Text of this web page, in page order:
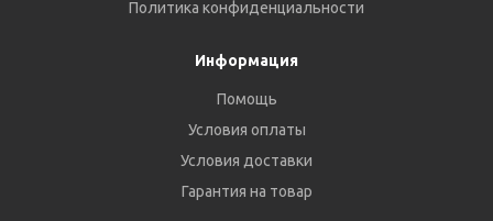
Политика конфиденциальности
Информация
Помощь
Условия оплаты
Условия доставки
Гарантия на товар